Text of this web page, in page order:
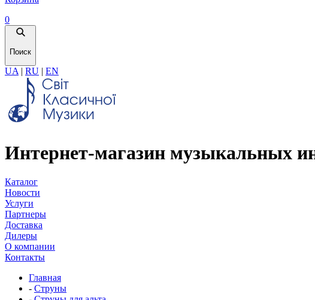
0
Поиск
UA | RU | EN
Интернет-магазин музыкальных
Каталог
Новости
Услуги
Партнеры
Доставка
Дилеры
О компании
Контакты
Главная
- Струны